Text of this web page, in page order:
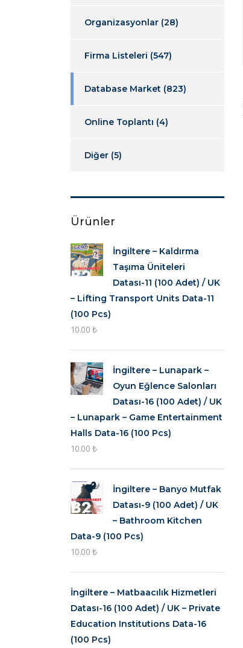
Organizasyonlar (28)
Firma Listeleri (547)
Database Market (823)
Online Toplantı (4)
Diğer (5)
Ürünler
İngiltere – Kaldırma
Taşıma Üniteleri
Datası-11 (100 Adet) / UK
– Lifting Transport Units Data-11
(100 Pcs)
10.00 ₺
İngiltere – Lunapark –
Oyun Eğlence Salonları
Datası-16 (100 Adet) / UK
– Lunapark – Game Entertainment
Halls Data-16 (100 Pcs)
10.00 ₺
İngiltere – Banyo Mutfak
Datası-9 (100 Adet) / UK
– Bathroom Kitchen
Data-9 (100 Pcs)
10.00 ₺
İngiltere – Matbaacılık Hizmetleri
Datası-16 (100 Adet) / UK – Private
Education Institutions Data-16
(100 Pcs)